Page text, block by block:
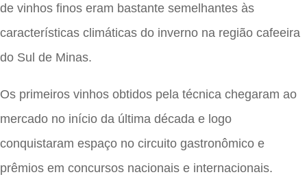
de vinhos finos eram bastante semelhantes às
características climáticas do inverno na região cafeeira
do Sul de Minas.
Os primeiros vinhos obtidos pela técnica chegaram ao
mercado no início da última década e logo
conquistaram espaço no circuito gastronômico e
prêmios em concursos nacionais e internacionais.